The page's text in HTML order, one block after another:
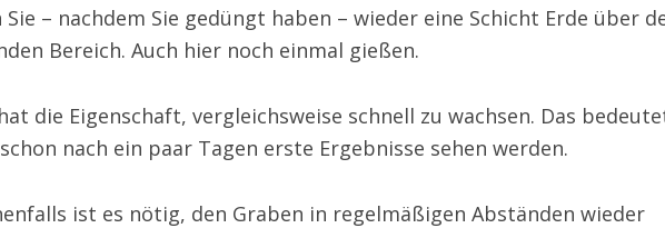
– nachdem Sie gedüngt haben – wieder eine Schicht Erde über
Bereich. Auch hier noch einmal gießen.
die Eigenschaft, vergleichsweise schnell zu wachsen. Das
nach ein paar Tagen erste Ergebnisse sehen werden.
ist es nötig, den Graben in regelmäßigen Abständen wieder